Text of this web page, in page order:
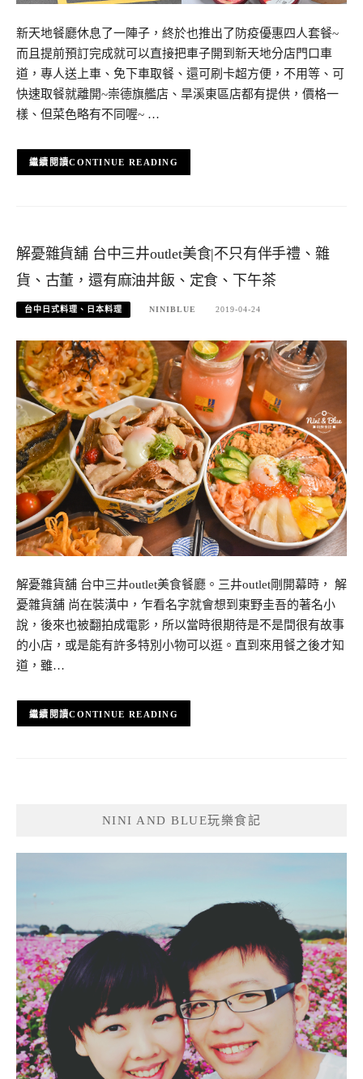
新天地餐廳休息了一陣子，終於也推出了防疫優惠四人套餐~
而且提前預訂完成就可以直接把車子開到新天地分店門口車
道，專人送上車、免下車取餐、還可刷卡超方便，不用等、可
快速取餐就離開~崇德旗艦店、旱溪東區店都有提供，價格一
樣、但菜色略有不同喔~ …
CONTINUE READING
解憂雜貨舖 台中三井outlet美食|不只有伴手禮、雜
貨、古董，還有麻油丼飯、定食、下午茶
台中日式料理、日本料理 NINIBLUE 2019-04-24
解憂雜貨舖 台中三井outlet美食餐廳。三井outlet剛開幕時， 解
憂雜貨舖 尚在裝潢中，乍看名字就會想到東野圭吾的著名小
說，後來也被翻拍成電影，所以當時很期待是不是間很有故事
的小店，或是能有許多特別小物可以逛。直到來用餐之後才知
道，雖…
CONTINUE READING
NINI AND BLUE玩樂食記